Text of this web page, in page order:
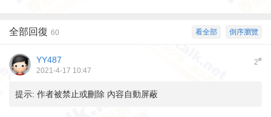
倒序瀏覽
看全部
全部回復 60
2#
YY487
2021-4-17 10:47
提示: 作者被禁止或刪除 內容自動屏蔽